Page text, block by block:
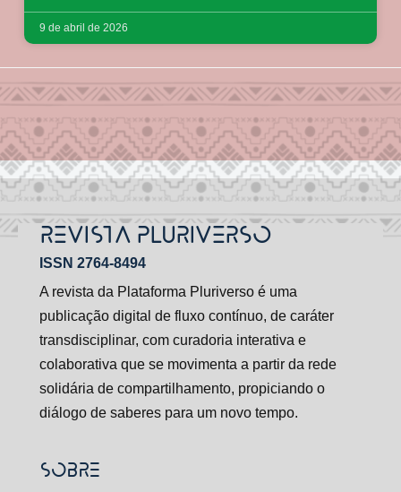
9 de abril de 2026
REVISTA PLURIVERSO
ISSN 2764-8494
A revista da Plataforma Pluriverso é uma
publicação digital de fluxo contínuo, de caráter
transdisciplinar, com curadoria interativa e
colaborativa que se movimenta a partir da rede
solidária de compartilhamento, propiciando o
diálogo de saberes para um novo tempo.
SOBRE